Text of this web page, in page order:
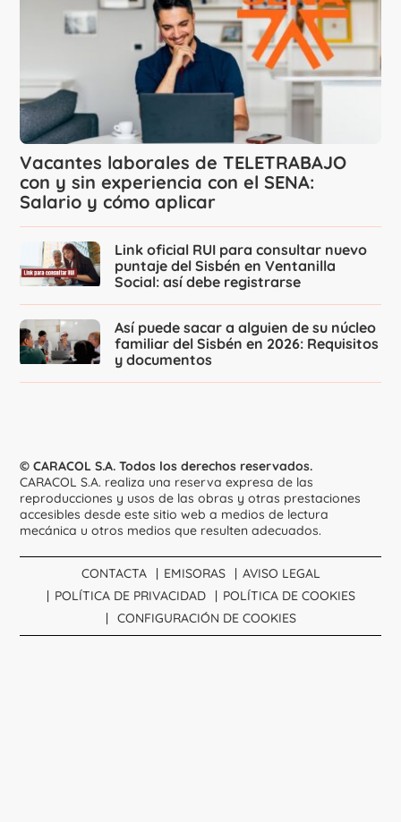
Vacantes laborales de TELETRABAJO
con y sin experiencia con el SENA:
Salario y cómo aplicar
Link oficial RUI para consultar nuevo
puntaje del Sisbén en Ventanilla
Social: así debe registrarse
Así puede sacar a alguien de su núcleo
familiar del Sisbén en 2026: Requisitos
y documentos
© CARACOL S.A. Todos los derechos reservados.
CARACOL S.A. realiza una reserva expresa de las
reproducciones y usos de las obras y otras prestaciones
accesibles desde este sitio web a medios de lectura
mecánica u otros medios que resulten adecuados.
CONTACTA EMISORAS
AVISO LEGAL
POLÍTICA DE PRIVACIDAD
POLÍTICA DE COOKIES
CONFIGURACIÓN DE COOKIES